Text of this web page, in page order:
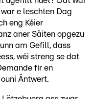
e leschten Dag
eng Kéier
aner Säiten opgezu
am Gefill, dass
wéi streng se dat
fir en
Äntwert.